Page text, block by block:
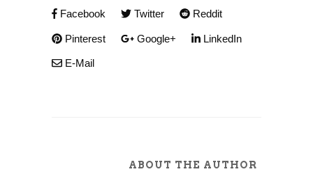
Facebook Twitter Reddit
Pinterest Google+ LinkedIn
E-Mail
ABOUT THE AUTHOR